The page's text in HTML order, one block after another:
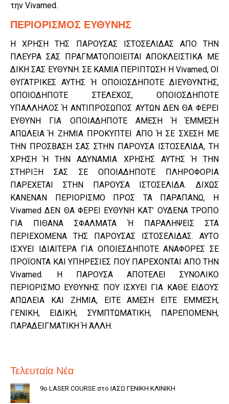
την Vivamed.
ΠΕΡΙΟΡΙΣΜΟΣ ΕΥΘΥΝΗΣ
Η ΧΡΗΣΗ ΤΗΣ ΠΑΡΟΥΣΑΣ ΙΣΤΟΣΕΛΙΔΑΣ ΑΠΟ ΤΗΝ
ΠΛΕΥΡΑ ΣΑΣ ΠΡΑΓΜΑΤΟΠΟΙΕΙΤΑΙ ΑΠΟΚΛΕΙΣΤΙΚΑ ΜΕ
ΔΙΚΗ ΣΑΣ ΕΥΘΥΝΗ. ΣΕ ΚΑΜΙΑ ΠΕΡΙΠΤΩΣΗ Η Vivamed, ΟΙ
ΘΥΓΑΤΡΙΚΕΣ ΑΥΤΗΣ Ή ΟΠΟΙΟΣΔΗΠΟΤΕ ΔΙΕΥΘΥΝΤΗΣ,
ΟΠΟΙΟΔΗΠΟΤΕ ΣΤΕΛΕΧΟΣ, ΟΠΟΙΟΣΔΗΠΟΤΕ
ΥΠΑΛΛΗΛΟΣ Ή ΑΝΤΙΠΡΟΣΩΠΟΣ ΑΥΤΩΝ ΔΕΝ ΘΑ ΦΕΡΕΙ
ΕΥΘΥΝΗ ΓΙΑ ΟΠΟΙΑΔΗΠΟΤΕ ΑΜΕΣΗ Ή ΈΜΜΕΣΗ
ΑΠΩΛΕΙΑ Ή ΖΗΜΙΑ ΠΡΟΚΥΠΤΕΙ ΑΠΟ Ή ΣΕ ΣΧΕΣΗ ΜΕ
ΤΗΝ ΠΡΟΣΒΑΣΗ ΣΑΣ ΣΤΗΝ ΠΑΡΟΥΣΑ ΙΣΤΟΣΕΛΙΔΑ, ΤΗ
ΧΡΗΣΗ Ή ΤΗΝ ΑΔΥΝΑΜΙΑ ΧΡΗΣΗΣ ΑΥΤΗΣ Ή ΤΗΝ
ΣΤΗΡΙΞΗ ΣΑΣ ΣΕ ΟΠΟΙΑΔΗΠΟΤΕ ΠΛΗΡΟΦΟΡΙΑ
ΠΑΡΕΧΕΤΑΙ ΣΤΗΝ ΠΑΡΟΥΣΑ ΙΣΤΟΣΕΛΙΔΑ. ΔΙΧΩΣ
ΚΑΝΕΝΑΝ ΠΕΡΙΟΡΙΣΜΟ ΠΡΟΣ ΤΑ ΠΑΡΑΠΑΝΩ, Η
Vivamed ΔΕΝ ΘΑ ΦΕΡΕΙ ΕΥΘΥΝΗ ΚΑΤ’ ΟΥΔΕΝΑ ΤΡΟΠΟ
ΓΙΑ ΠΙΘΑΝΑ ΣΦΑΛΜΑΤΑ Ή ΠΑΡΑΛΗΨΕΙΣ ΣΤΑ
ΠΕΡΙΕΧΟΜΕΝΑ ΤΗΣ ΠΑΡΟΥΣΑΣ ΙΣΤΟΣΕΛΙΔΑΣ. ΑΥΤΟ
ΙΣΧΥΕΙ ΙΔΙΑΙΤΕΡΑ ΓΙΑ ΟΠΟΙΕΣΔΗΠΟΤΕ ΑΝΑΦΟΡΕΣ ΣΕ
ΠΡΟΪΟΝΤΑ ΚΑΙ ΥΠΗΡΕΣΙΕΣ ΠΟΥ ΠΑΡΕΧΟΝΤΑΙ ΑΠΟ ΤΗΝ
Vivamed. Η ΠΑΡΟΥΣΑ ΑΠΟΤΕΛΕΙ ΣΥΝΟΛΙΚΟ
ΠΕΡΙΟΡΙΣΜΟ ΕΥΘΥΝΗΣ ΠΟΥ ΙΣΧΥΕΙ ΓΙΑ ΚΑΘΕ ΕΙΔΟΥΣ
ΑΠΩΛΕΙΑ ΚΑΙ ΖΗΜΙΑ, ΕΙΤΕ ΑΜΕΣΗ ΕΙΤΕ ΕΜΜΕΣΗ,
ΓΕΝΙΚΗ, ΕΙΔΙΚΗ, ΣΥΜΠΤΩΜΑΤΙΚΗ, ΠΑΡΕΠΟΜΕΝΗ,
ΠΑΡΑΔΕΙΓΜΑΤΙΚΗ Ή ΆΛΛΗ.
Τελευταία Νέα
9ο LASER COURSE στο ΙΑΣΩ ΓΕΝΙΚΗ ΚΛΙΝΙΚΗ